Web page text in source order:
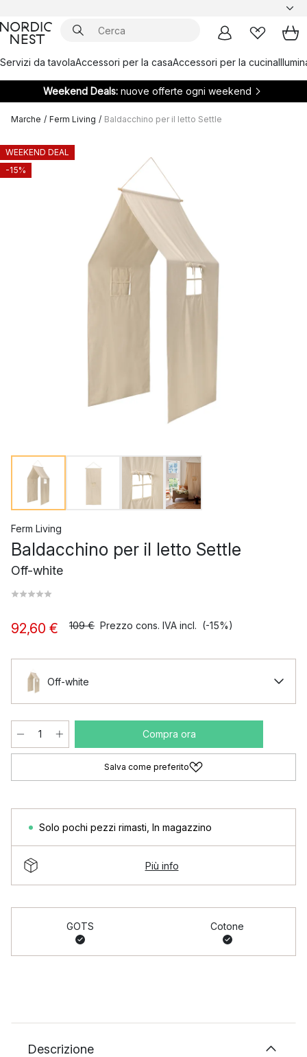
Servizi da tavolaAccessori per la casaAccessori per la cucina
Weekend Deals: nuove offerte ogni weekend
Marche / Ferm Living / Baldacchino per il letto Settle
WEEKEND DEAL
-15%
Ferm Living
Baldacchino per il letto Settle
Off-white
92,60 € 109 € Prezzo cons. IVA incl. (-15%)
Off-white
Compra ora
Salva come preferito
Solo pochi pezzi rimasti In magazzino
Più info
GOTS Cotone
Descrizione